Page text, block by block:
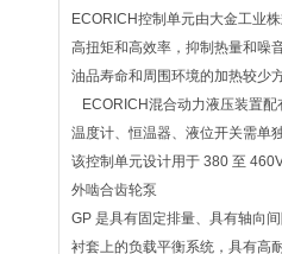
ECORICH控制单元由大金工业
高扭矩和高效率，抑制热量和噪
油品寿命和周围环境的加热较少
ECORICH混合动力液压装置配
温度计、恒温器、液位开关需单
该控制单元设计用于 380 至
外啮合齿轮泵
GP 是具有固定排量、具有轴向
衬套上的负载平衡系统，具有高